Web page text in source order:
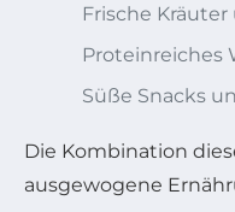
Frische
Proteinreiches
Süße Snacks
Die Kombination
ausgewogene